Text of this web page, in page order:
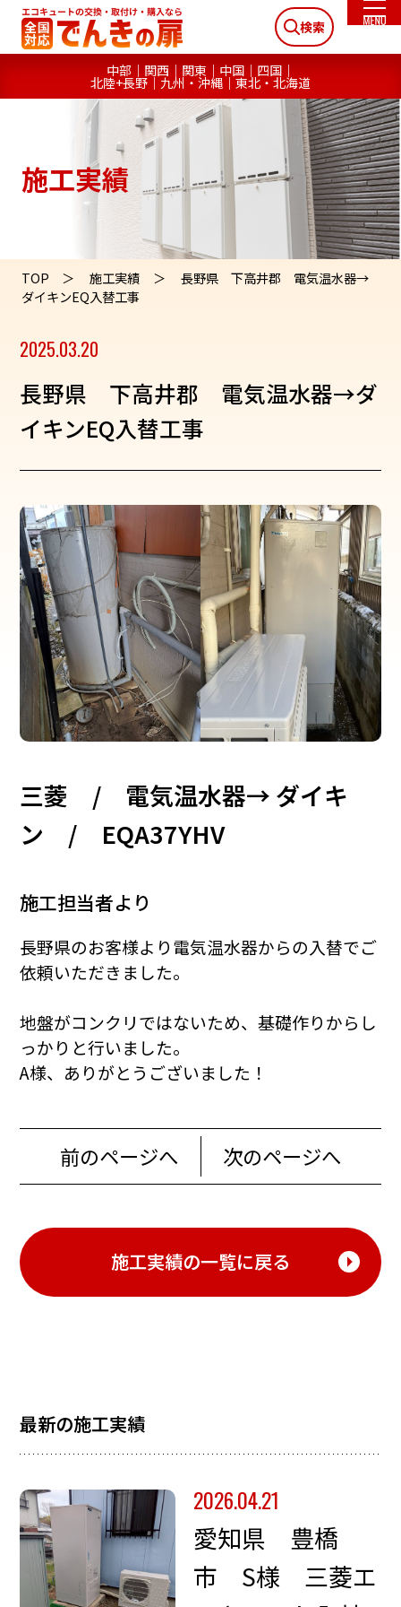
検索
中部 関西 関東 中国 四国
北陸+長野 九州・沖縄 東北・北海道
施工実績
TOP 施工実績
長野県 下高井郡 電気温水器→
ダイキンEQ入替工事
2025.03.20
長野県 下高井郡 電気温水器→ダ
イキンEQ入替工事
三菱 / 電気温水器→ ダイキ
ン / EQA37YHV
施工担当者より
長野県のお客様より電気温水器からの入替でご
依頼いただきました。
地盤がコンクリではないため、基礎作りからし
っかりと行いました。
A様、ありがとうございました！
前のページへ 次のページへ
施工実績の一覧に戻る
最新の施工実績
2026.04.21
愛知県 豊橋
市 S様 三菱エ